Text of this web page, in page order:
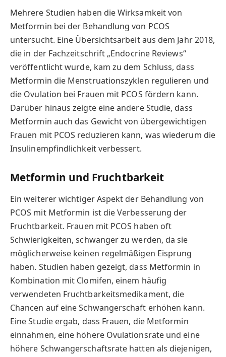
Mehrere Studien haben die Wirksamkeit von
Metformin bei der Behandlung von PCOS
untersucht. Eine Übersichtsarbeit aus dem Jahr 2018,
die in der Fachzeitschrift „Endocrine Reviews“
veröffentlicht wurde, kam zu dem Schluss, dass
Metformin die Menstruationszyklen regulieren und
die Ovulation bei Frauen mit PCOS fördern kann.
Darüber hinaus zeigte eine andere Studie, dass
Metformin auch das Gewicht von übergewichtigen
Frauen mit PCOS reduzieren kann, was wiederum die
Insulinempfindlichkeit verbessert.
Metformin und Fruchtbarkeit
Ein weiterer wichtiger Aspekt der Behandlung von
PCOS mit Metformin ist die Verbesserung der
Fruchtbarkeit. Frauen mit PCOS haben oft
Schwierigkeiten, schwanger zu werden, da sie
möglicherweise keinen regelmäßigen Eisprung
haben. Studien haben gezeigt, dass Metformin in
Kombination mit Clomifen, einem häufig
verwendeten Fruchtbarkeitsmedikament, die
Chancen auf eine Schwangerschaft erhöhen kann.
Eine Studie ergab, dass Frauen, die Metformin
einnahmen, eine höhere Ovulationsrate und eine
höhere Schwangerschaftsrate hatten als diejenigen,